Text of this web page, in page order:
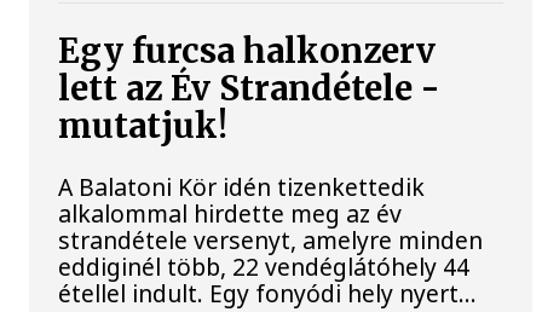
Egy furcsa halkonzerv
lett az Év Strandétele -
mutatjuk!
A Balatoni Kör idén tizenkettedik
alkalommal hirdette meg az év
strandétele versenyt, amelyre minden
eddiginél több, 22 vendéglátóhely 44
étellel indult. Egy fonyódi hely nyert...